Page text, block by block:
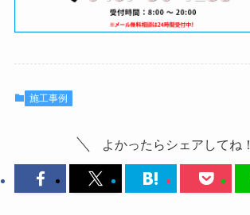
施工事例
よかったらシェアしてね！